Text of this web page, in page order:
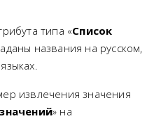
типа «Список
названия на русском,
извлечения значения
» на